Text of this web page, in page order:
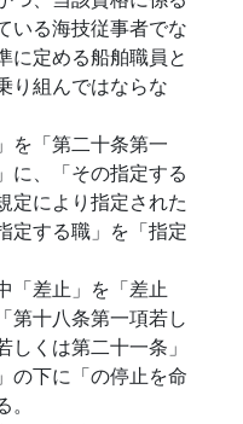
いる海技従事者でな
に定める船舶職員と
り組んではならな
を「第二十条第一
に、「その指定する
定により指定された
定する職」を「指定
「差止」を「差止
第十八条第一項若し
しくは第二十一条」
の下に「の停止を命